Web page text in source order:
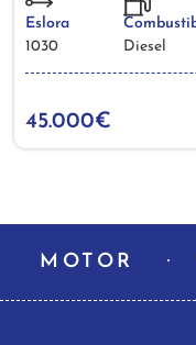
Eslora
1030
Diesel
45.000€
MOTOR